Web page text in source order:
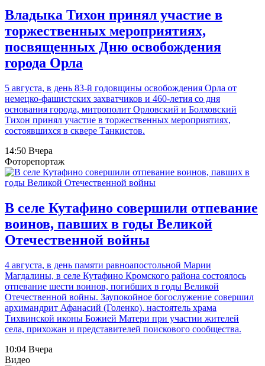
Владыка Тихон принял участие в
торжественных мероприятиях,
посвященных Дню освобождения
города Орла
5 августа, в день 83-й годовщины освобождения Орла от
немецко-фашистских захватчиков и 460-летия со дня
основания города, митрополит Орловский и Болховский
Тихон принял участие в торжественных мероприятиях,
состоявшихся в сквере Танкистов.
14:50 Вчера
Фоторепортаж
В селе Кутафино совершили отпевание
воинов, павших в годы Великой
Отечественной войны
4 августа, в день памяти равноапостольной Марии
Магдалины, в селе Кутафино Кромского района состоялось
отпевание шести воинов, погибших в годы Великой
Отечественной войны. Заупокойное богослужение совершил
архимандрит Афанасий (Голенко), настоятель храма
Тихвинской иконы Божией Матери при участии жителей
села, прихожан и представителей поискового сообщества.
10:04 Вчера
Видео